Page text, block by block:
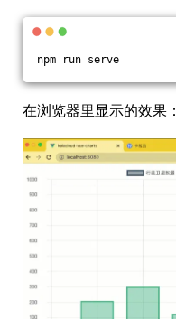
npm run serve
在浏览器里显示的效果：